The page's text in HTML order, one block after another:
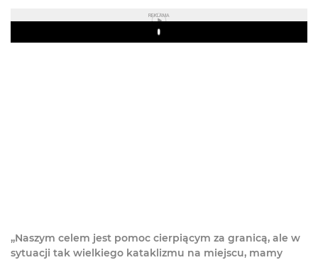
REKLAMA
Play
„Naszym celem jest pomoc cierpiącym za granicą, ale w
sytuacji tak wielkiego kataklizmu na miejscu, mamy